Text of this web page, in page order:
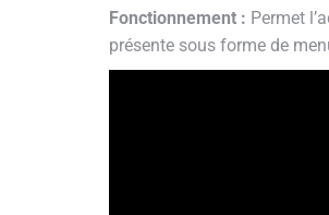
Fonctionnement : Permet
présente sous forme de